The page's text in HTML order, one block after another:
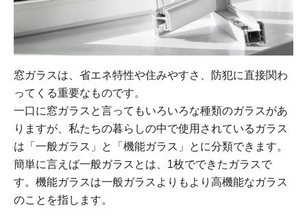
窓ガラスは、省エネ特性や住みやすさ、防犯に直接関わ
ってくる重要なものです。
一口に窓ガラスと言ってもいろいろな種類のガラスがあ
りますが、私たちの暮らしの中で使用されているガラス
は「一般ガラス」と「機能ガラス」とに分類できます。
簡単に言えば一般ガラスとは、1枚でできたガラスで
す。機能ガラスは一般ガラスよりもより高機能なガラス
のことを指します。